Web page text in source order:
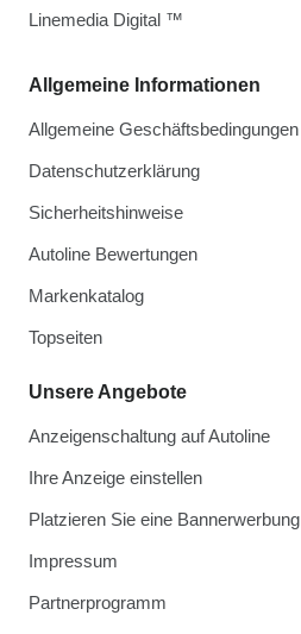
Allgemeine Informationen
Allgemeine Geschäftsbedingungen
Datenschutzerklärung
Sicherheitshinweise
Autoline Bewertungen
Markenkatalog
Topseiten
Unsere Angebote
Anzeigenschaltung auf Autoline
Ihre Anzeige einstellen
Platzieren Sie eine Bannerwerbung
Impressum
Partnerprogramm
Linemedia Digital ™